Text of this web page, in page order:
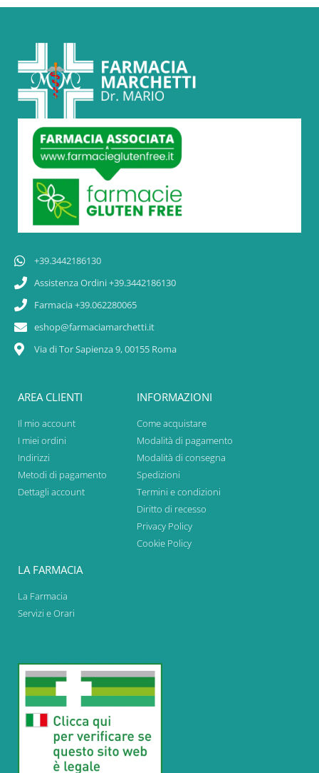
+39.3442186130
Assistenza Ordini +39.3442186130
Farmacia +39.062280065
eshop@farmaciamarchetti.it
Via di Tor Sapienza 9, 00155 Roma
AREA CLIENTI
Il mio account
I miei ordini
Indirizzi
Metodi di pagamento
Dettagli account
INFORMAZIONI
Come acquistare
Modalità di pagamento
Modalità di consegna
Spedizioni
Termini e condizioni
Diritto di recesso
Privacy Policy
Cookie Policy
LA FARMACIA
La Farmacia
Servizi e Orari